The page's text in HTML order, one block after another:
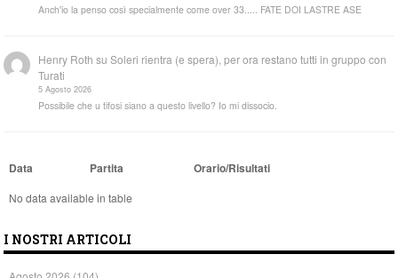
Anch'io la penso così specialmente come over 33..... FATE DOI LASTRE ASE
Henry Roth suSoleri rientra (e spera), per ora restano tutti in gruppo con
Turati
5 Agosto 2026
Possibile che u tifosi siano a questo livello? Io mi dissocio.
Data Partita Orario/Risultati
No data available in table
I NOSTRI ARTICOLI